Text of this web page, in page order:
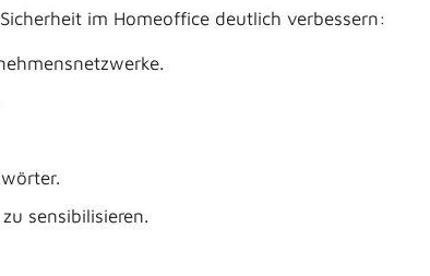
im Homeoffice deutlich verbessern:
sensibilisieren.